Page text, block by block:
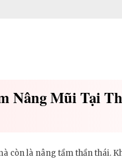
Nâng Mũi Tại
còn là nâng tầm thần thái.